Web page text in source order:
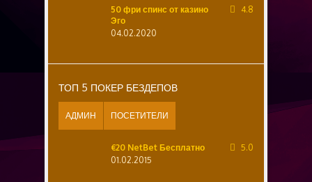
50 фри спинс от казино
Эго
04.02.2020
4.8
ТОП 5 ПОКЕР БЕЗДЕПОВ
АДМИН ПОСЕТИТЕЛИ
€20 NetBet Бесплатно
01.02.2015
5.0